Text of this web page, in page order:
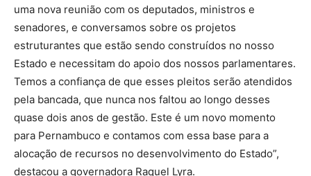
uma nova reunião com os deputados, ministros e
senadores, e conversamos sobre os projetos
estruturantes que estão sendo construídos no nosso
Estado e necessitam do apoio dos nossos parlamentares.
Temos a confiança de que esses pleitos serão atendidos
pela bancada, que nunca nos faltou ao longo desses
quase dois anos de gestão. Este é um novo momento
para Pernambuco e contamos com essa base para a
alocação de recursos no desenvolvimento do Estado”,
destacou a governadora Raquel Lyra.